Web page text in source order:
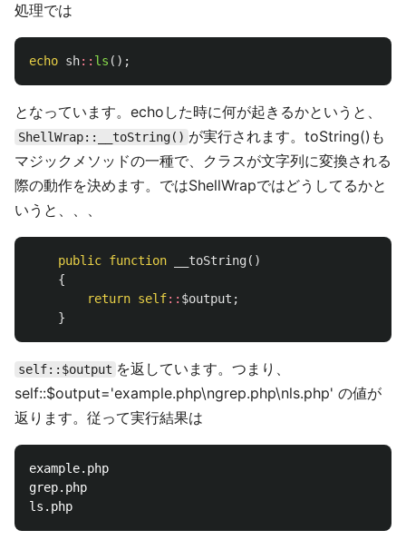
処理では
echo sh:: ls ();
となっています。echoした時に何が起きるかというと、
ShellWrap::__toString() が実行されます。toString()も
マジックメソッドの一種で、クラスが文字列に変換される
際の動作を決めます。ではShellWrapではどうしてるかと
いうと、、、
public function __toString()
{
return self:: $output ;
}
self::$output を返しています。つまり、
self::$output='example.php\ngrep.php\nls.php' の値が
返ります。従って実行結果は
example.php
grep.php